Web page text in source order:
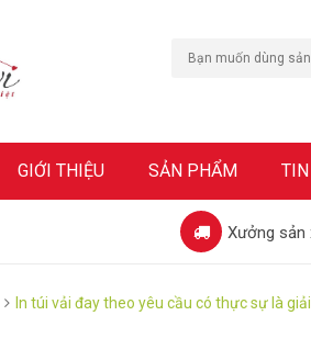
GIỚI THIỆU SẢN PHẨM
Xưởng sản
In túi vải đay theo yêu cầu có thực sự là